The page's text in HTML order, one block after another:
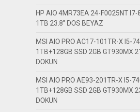
HP AIO 4MR73EA 24-F0025NT I7-
1TB 23.8″ DOS BEYAZ
MSI AIO PRO AC17-101TR-X I5-
1TB+128GB SSD 2GB GT930MX
DOKUN
MSI AIO PRO AE93-201TR-X I5-
1TB+128GB SSD 2GB GT930MX
DOKUN